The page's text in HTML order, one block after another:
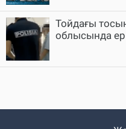
Тойдағы тосын
облысында